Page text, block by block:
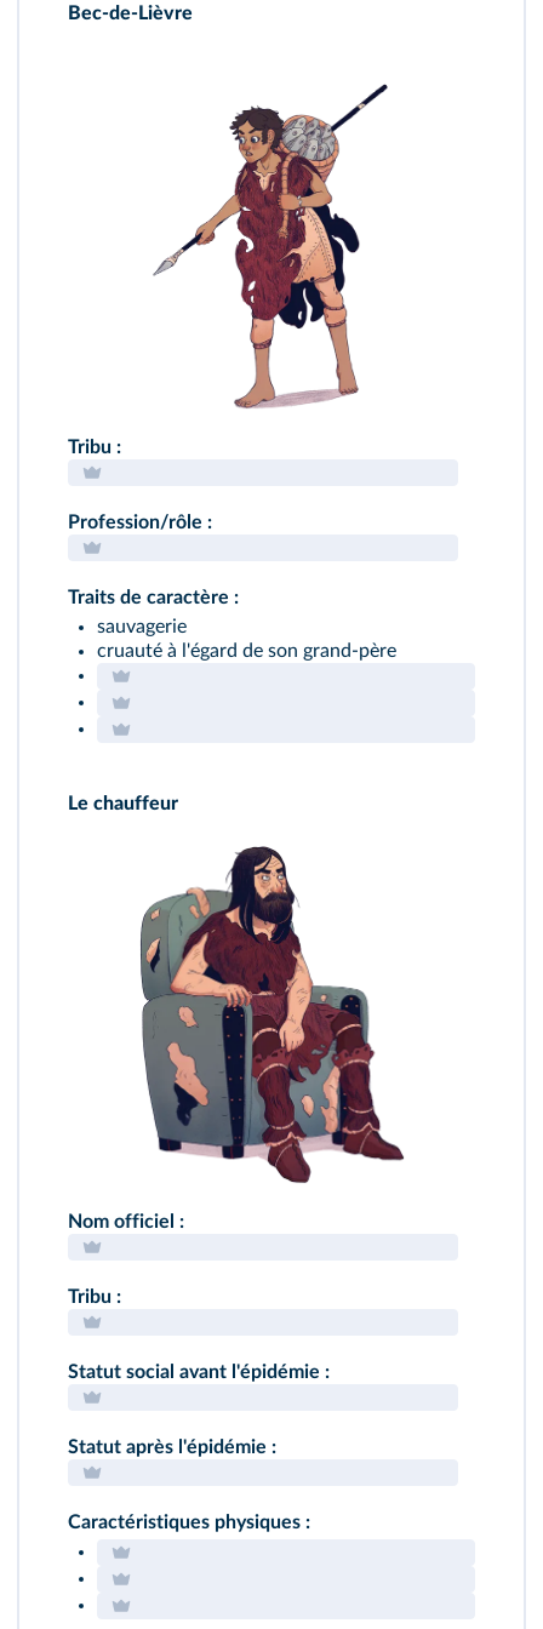
Bec-de-Lièvre
Tribu :
Profession/rôle :
Traits de caractère :
sauvagerie
cruauté à l'égard de son grand-père
Le chauffeur
Nom officiel :
Tribu :
Statut social avant l'épidémie :
Statut après l'épidémie :
Caractéristiques physiques :